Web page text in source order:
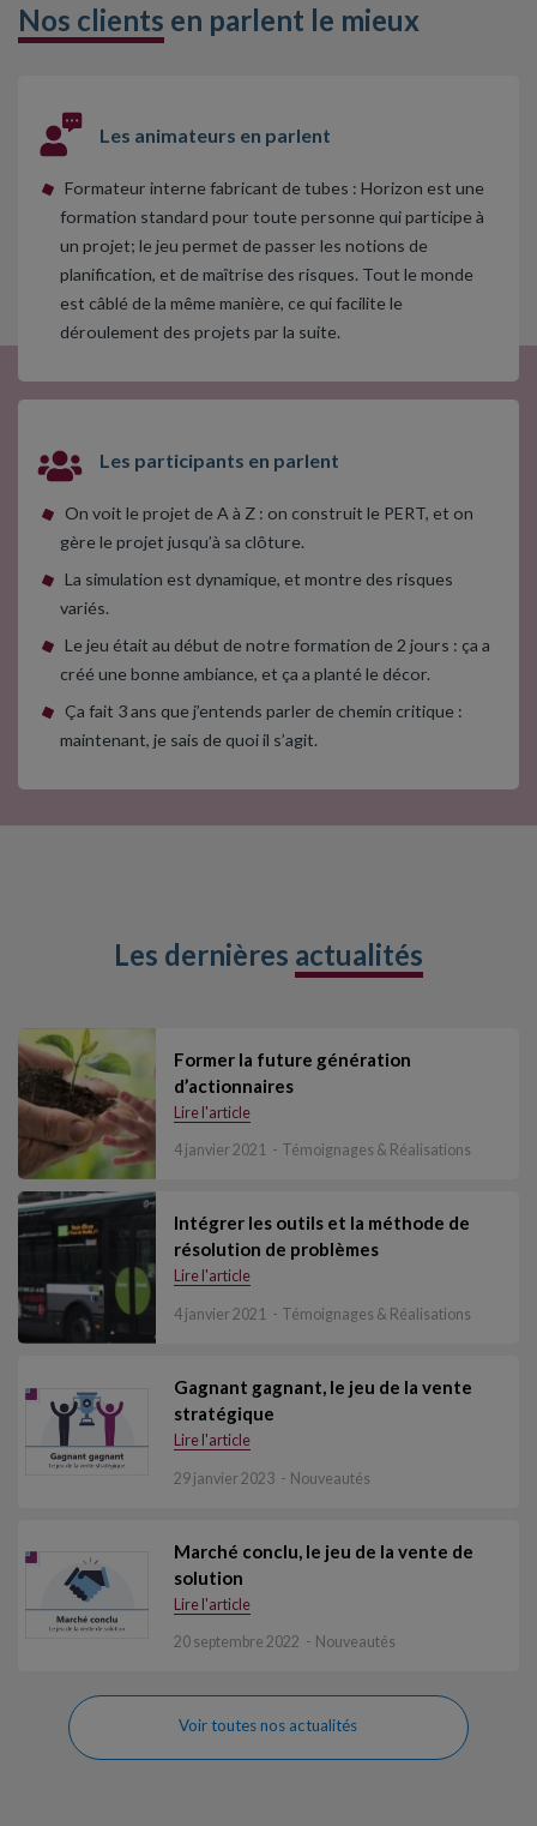
Nos clients en parlent le mieux
Les animateurs en parlent
Formateur interne fabricant de tubes : Horizon est une
formation standard pour toute personne qui participe à
un projet; le jeu permet de passer les notions de
planification, et de maîtrise des risques. Tout le monde
est câblé de la même manière, ce qui facilite le
déroulement des projets par la suite.
Les participants en parlent
On voit le projet de A à Z : on construit le PERT, et on
gère le projet jusqu’à sa clôture.
La simulation est dynamique, et montre des risques
variés.
Le jeu était au début de notre formation de 2 jours : ça a
créé une bonne ambiance, et ça a planté le décor.
Ça fait 3 ans que j’entends parler de chemin critique :
maintenant, je sais de quoi il s’agit.
Les dernières actualités
Former la future génération
d’actionnaires
Lire l'article
4 janvier 2021 Témoignages & Réalisations
Intégrer les outils et la méthode de
résolution de problèmes
Lire l'article
4 janvier 2021 Témoignages & Réalisations
Gagnant gagnant, le jeu de la vente
stratégique
Lire l'article
29 janvier 2023 Nouveautés
Marché conclu, le jeu de la vente de
solution
Lire l'article
20 septembre 2022 Nouveautés
Voir toutes nos actualités